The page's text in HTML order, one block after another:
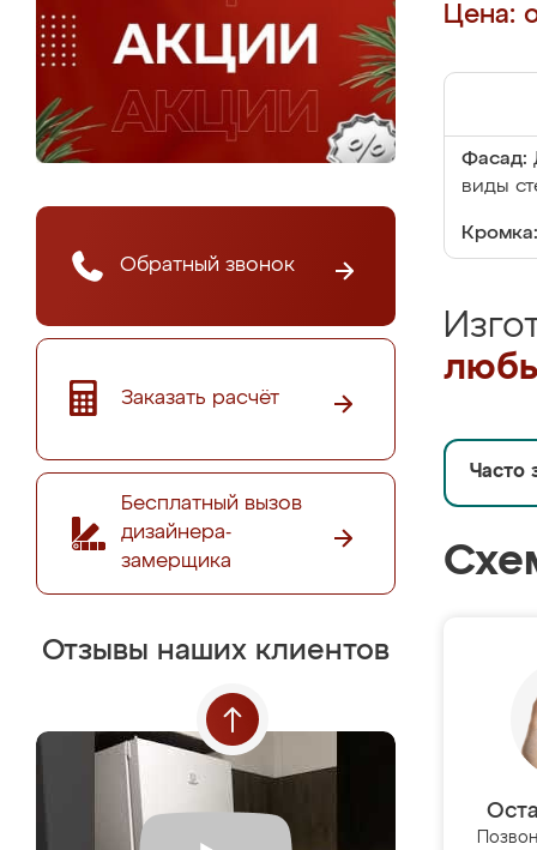
Обратный звонок
Заказать расчёт
Бесплатный вызов
дизайнера-
замерщика
Отзывы наших клиентов
Цена:
Фасад:
виды
Кромка:
Часто